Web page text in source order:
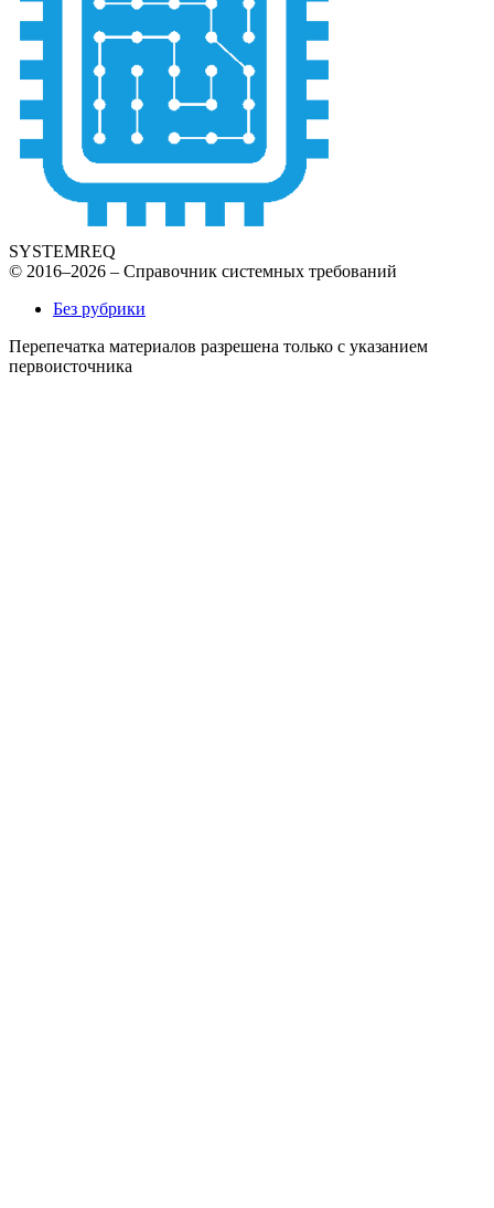
SYSTEMREQ
© 2016–2026 – Справочник системных требований
Без рубрики
Перепечатка материалов разрешена только с указанием
первоисточника